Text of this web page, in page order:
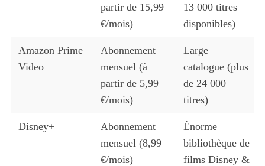
partir de 15,99
€/mois)
13 000 titres
disponibles)
Amazon Prime
Video
Abonnement
mensuel (à
partir de 5,99
€/mois)
Large
catalogue (plus
de 24 000
titres)
Disney+
Abonnement
mensuel (8,99
€/mois)
Énorme
bibliothèque de
films Disney &